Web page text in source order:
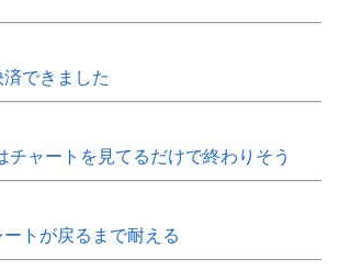
済できました
チャートを見てるだけで終わりそう
ートが戻るまで耐える